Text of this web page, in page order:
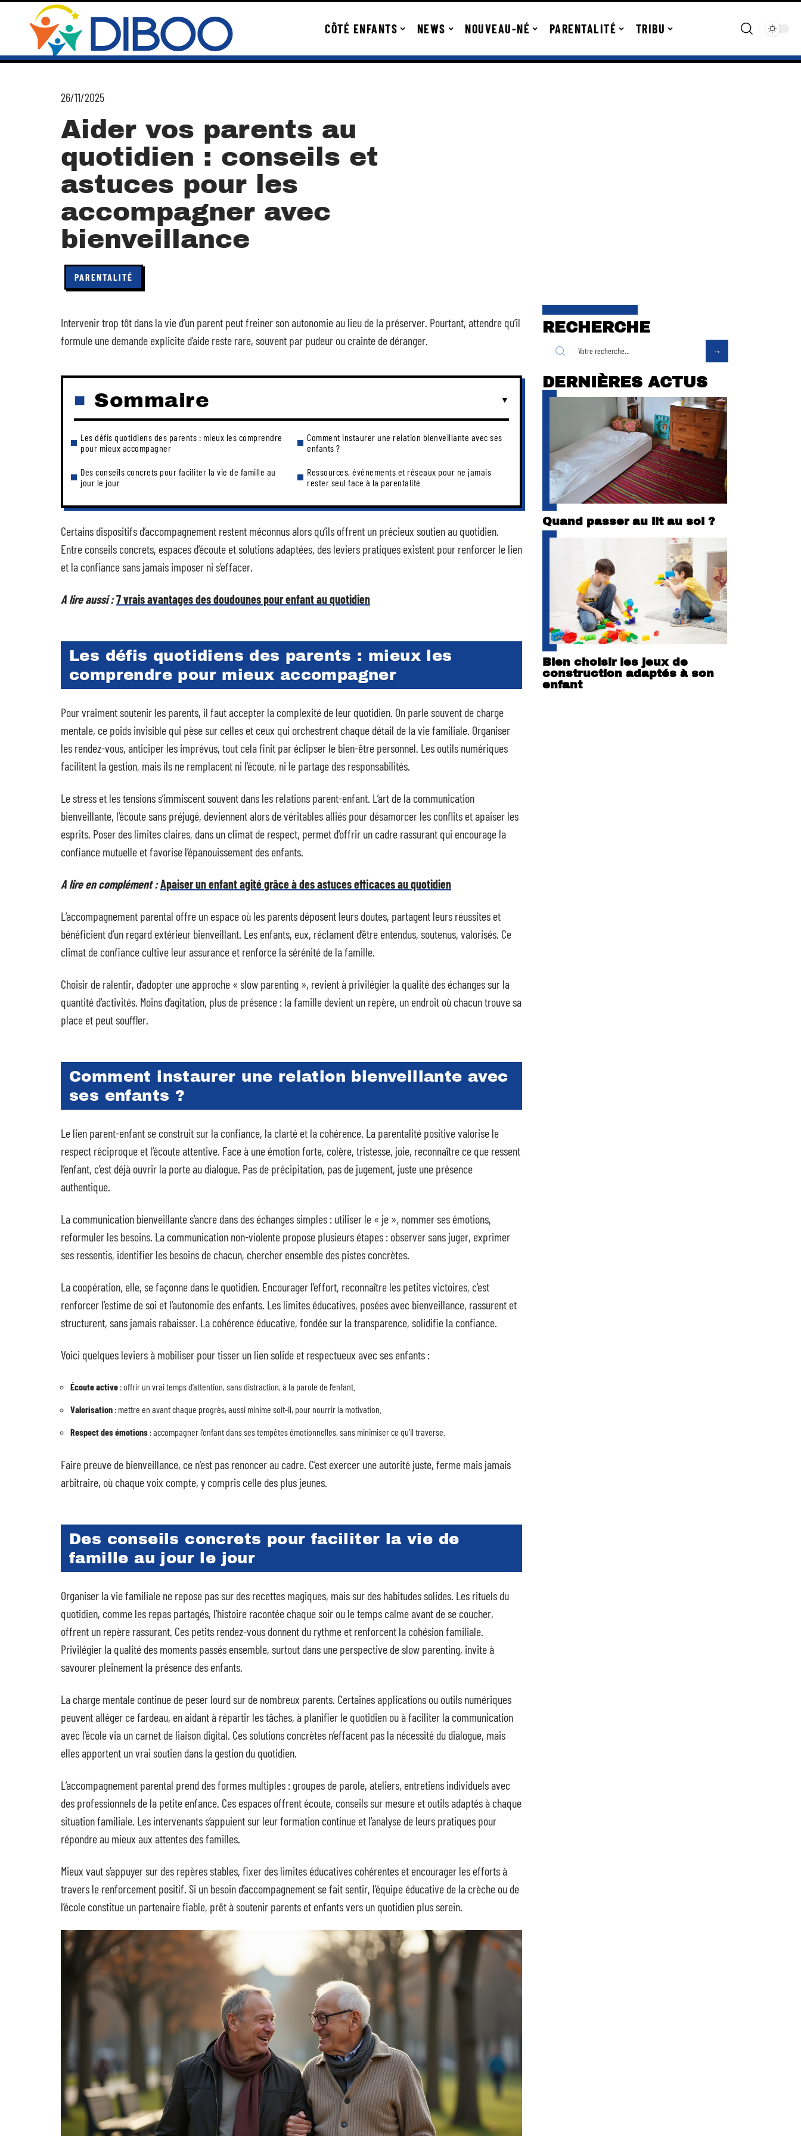
CÔTÉ ENFANTS NEWS NOUVEAU-NÉ PARENTALITÉ TRIBU
26/11/2025
Aider vos parents au
quotidien : conseils et
astuces pour les
accompagner avec
bienveillance
PARENTALITÉ
Intervenir trop tôt dans la vie d’un parent peut freiner son autonomie au lieu de la préserver. Pourtant, attendre qu’il
formule une demande explicite d’aide reste rare, souvent par pudeur ou crainte de déranger.
Sommaire
Les défis quotidiens des parents : mieux les comprendre
pour mieux accompagner
Comment instaurer une relation bienveillante avec ses
enfants ?
Des conseils concrets pour faciliter la vie de famille au
jour le jour
Ressources, événements et réseaux pour ne jamais
rester seul face à la parentalité
Certains dispositifs d’accompagnement restent méconnus alors qu’ils offrent un précieux soutien au quotidien.
Entre conseils concrets, espaces d’écoute et solutions adaptées, des leviers pratiques existent pour renforcer le lien
et la confiance sans jamais imposer ni s’effacer.
A lire aussi :7 vrais avantages des doudounes pour enfant au quotidien
Les défis quotidiens des parents : mieux les
comprendre pour mieux accompagner
Pour vraiment soutenir les parents, il faut accepter la complexité de leur quotidien. On parle souvent de charge
mentale, ce poids invisible qui pèse sur celles et ceux qui orchestrent chaque détail de la vie familiale. Organiser
les rendez-vous, anticiper les imprévus, tout cela finit par éclipser le bien-être personnel. Les outils numériques
facilitent la gestion, mais ils ne remplacent ni l’écoute, ni le partage des responsabilités.
Le stress et les tensions s’immiscent souvent dans les relations parent-enfant. L’art de la communication
bienveillante, l’écoute sans préjugé, deviennent alors de véritables alliés pour désamorcer les conflits et apaiser les
esprits. Poser des limites claires, dans un climat de respect, permet d’offrir un cadre rassurant qui encourage la
confiance mutuelle et favorise l’épanouissement des enfants.
A lire en complément :Apaiser un enfant agité grâce à des astuces efficaces au quotidien
L’accompagnement parental offre un espace où les parents déposent leurs doutes, partagent leurs réussites et
bénéficient d’un regard extérieur bienveillant. Les enfants, eux, réclament d’être entendus, soutenus, valorisés. Ce
climat de confiance cultive leur assurance et renforce la sérénité de la famille.
Choisir de ralentir, d’adopter une approche « slow parenting », revient à privilégier la qualité des échanges sur la
quantité d’activités. Moins d’agitation, plus de présence : la famille devient un repère, un endroit où chacun trouve sa
place et peut souffler.
Comment instaurer une relation bienveillante avec
ses enfants ?
Le lien parent-enfant se construit sur la confiance, la clarté et la cohérence. La parentalité positive valorise le
respect réciproque et l’écoute attentive. Face à une émotion forte, colère, tristesse, joie, reconnaître ce que ressent
l’enfant, c’est déjà ouvrir la porte au dialogue. Pas de précipitation, pas de jugement, juste une présence
authentique.
La communication bienveillante s’ancre dans des échanges simples : utiliser le « je », nommer ses émotions,
reformuler les besoins. La communication non-violente propose plusieurs étapes : observer sans juger, exprimer
ses ressentis, identifier les besoins de chacun, chercher ensemble des pistes concrètes.
La coopération, elle, se façonne dans le quotidien. Encourager l’effort, reconnaître les petites victoires, c’est
renforcer l’estime de soi et l’autonomie des enfants. Les limites éducatives, posées avec bienveillance, rassurent et
structurent, sans jamais rabaisser. La cohérence éducative, fondée sur la transparence, solidifie la confiance.
Voici quelques leviers à mobiliser pour tisser un lien solide et respectueux avec ses enfants :
Écoute active : offrir un vrai temps d’attention, sans distraction, à la parole de l’enfant.
Valorisation : mettre en avant chaque progrès, aussi minime soit-il, pour nourrir la motivation.
Respect des émotions : accompagner l’enfant dans ses tempêtes émotionnelles, sans minimiser ce qu’il traverse.
Faire preuve de bienveillance, ce n’est pas renoncer au cadre. C’est exercer une autorité juste, ferme mais jamais
arbitraire, où chaque voix compte, y compris celle des plus jeunes.
Des conseils concrets pour faciliter la vie de
famille au jour le jour
Organiser la vie familiale ne repose pas sur des recettes magiques, mais sur des habitudes solides. Les rituels du
quotidien, comme les repas partagés, l’histoire racontée chaque soir ou le temps calme avant de se coucher,
offrent un repère rassurant. Ces petits rendez-vous donnent du rythme et renforcent la cohésion familiale.
Privilégier la qualité des moments passés ensemble, surtout dans une perspective de slow parenting, invite à
savourer pleinement la présence des enfants.
La charge mentale continue de peser lourd sur de nombreux parents. Certaines applications ou outils numériques
peuvent alléger ce fardeau, en aidant à répartir les tâches, à planifier le quotidien ou à faciliter la communication
avec l’école via un carnet de liaison digital. Ces solutions concrètes n’effacent pas la nécessité du dialogue, mais
elles apportent un vrai soutien dans la gestion du quotidien.
L’accompagnement parental prend des formes multiples : groupes de parole, ateliers, entretiens individuels avec
des professionnels de la petite enfance. Ces espaces offrent écoute, conseils sur mesure et outils adaptés à chaque
situation familiale. Les intervenants s’appuient sur leur formation continue et l’analyse de leurs pratiques pour
répondre au mieux aux attentes des familles.
Mieux vaut s’appuyer sur des repères stables, fixer des limites éducatives cohérentes et encourager les efforts à
travers le renforcement positif. Si un besoin d’accompagnement se fait sentir, l’équipe éducative de la crèche ou de
l’école constitue un partenaire fiable, prêt à soutenir parents et enfants vers un quotidien plus serein.
RECHERCHE
DERNIÈRES ACTUS
Quand passer au lit au sol ?
Bien choisir les jeux de
construction adaptés à son
enfant